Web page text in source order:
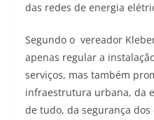
das redes de energia
Segundo o vereador
apenas regular a
serviços, mas também
infraestrutura urbana, da
de tudo, da segurança